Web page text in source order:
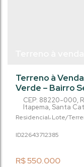
Residencial Lote/
R$550.000
2385
2264371
CEP: 88220-000,
Itapema, Santa
Terreno à
Verde – Bairro
Itapema/SC
em um dos
Itapema,
Localizado no
oferece o